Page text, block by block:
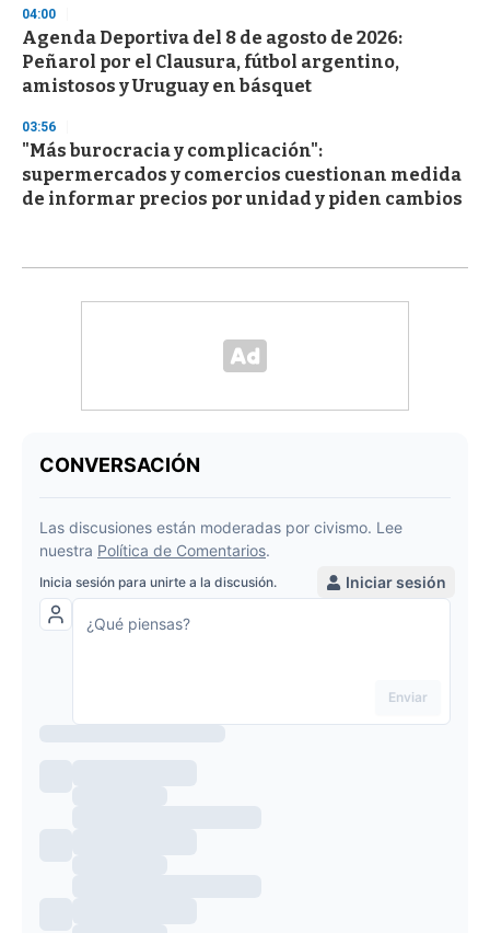
04:00
Agenda Deportiva del 8 de agosto de 2026:
Peñarol por el Clausura, fútbol argentino,
amistosos y Uruguay en básquet
03:56
"Más burocracia y complicación":
supermercados y comercios cuestionan medida
de informar precios por unidad y piden cambios